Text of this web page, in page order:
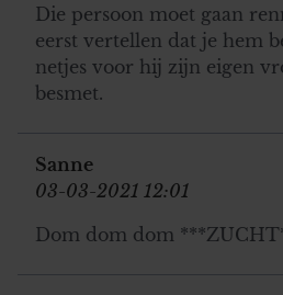
Die persoon moet gaan
eerst vertellen dat je hem
netjes voor hij zijn eigen
besmet.
Sanne
03-03-2021 12:01
Dom dom dom